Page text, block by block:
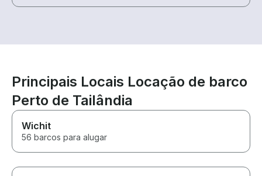
Principais Locais Locação de barco
Perto de Tailândia
Wichit
56 barcos para alugar